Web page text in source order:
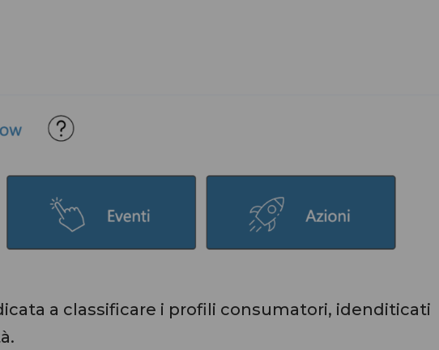
a classificare i profili consumatori, idenditicati